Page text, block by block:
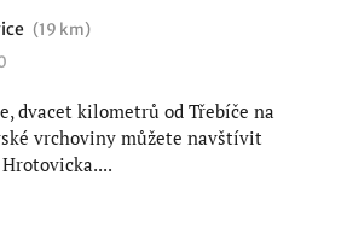
(19 km)
dvacet kilometrů od Třebíče na
vrchoviny můžete navštívit